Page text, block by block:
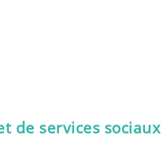
de services sociaux